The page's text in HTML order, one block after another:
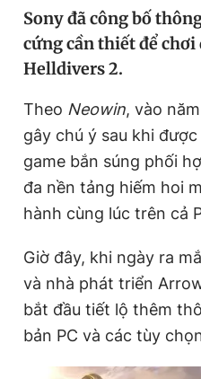
Tin thị trường
Sản phẩm khác
Tiện ích
Thông tin tòa soạn
Đăng xuất
Sony đã công bố
cứng cần thiết để
Helldivers 2.
Theo Neowin, vào
gây chú ý sau khi
game bắn súng phối
đa nền tảng hiếm hoi
hành cùng lúc trên cả
Giờ đây, khi ngày ra
và nhà phát triển
bắt đầu tiết lộ thêm
bản PC và các tùy